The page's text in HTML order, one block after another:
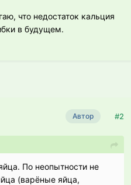
что недостаток кальция
в будущем.
Автор #2
По неопытности не
(варёные яйца,